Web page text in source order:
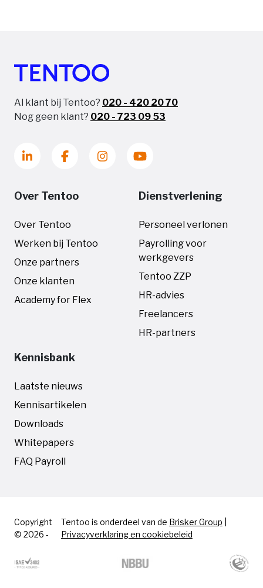
Al klant bij Tentoo? 020 - 420 20 70
Nog geen klant? 020 - 723 09 53
Over Tentoo
Over Tentoo
Werken bij Tentoo
Onze partners
Onze klanten
Academy for Flex
Dienstverlening
Personeel verlonen
Payrolling voor
werkgevers
Tentoo ZZP
HR-advies
Freelancers
HR-partners
Kennisbank
Laatste nieuws
Kennisartikelen
Downloads
Whitepapers
FAQ Payroll
Copyright
© 2026 -
Tentoo is onderdeel van de Brisker Group
Privacyverklaring en cookiebeleid